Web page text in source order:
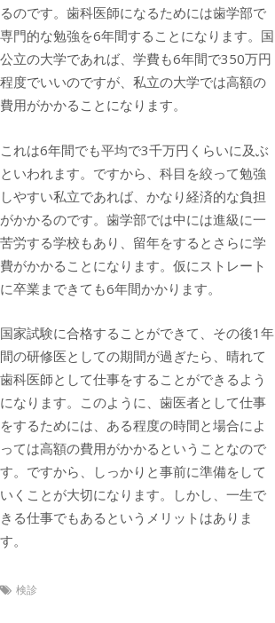
るのです。歯科医師になるためには歯学部で
専門的な勉強を6年間することになります。国
公立の大学であれば、学費も6年間で350万円
程度でいいのですが、私立の大学では高額の
費用がかかることになります。
これは6年間でも平均で3千万円くらいに及ぶ
といわれます。ですから、科目を絞って勉強
しやすい私立であれば、かなり経済的な負担
がかかるのです。歯学部では中には進級に一
苦労する学校もあり、留年をするとさらに学
費がかかることになります。仮にストレート
に卒業まできても6年間かかります。
国家試験に合格することができて、その後1年
間の研修医としての期間が過ぎたら、晴れて
歯科医師として仕事をすることができるよう
になります。このように、歯医者として仕事
をするためには、ある程度の時間と場合によ
っては高額の費用がかかるということなので
す。ですから、しっかりと事前に準備をして
いくことが大切になります。しかし、一生で
きる仕事でもあるというメリットはありま
す。
検診